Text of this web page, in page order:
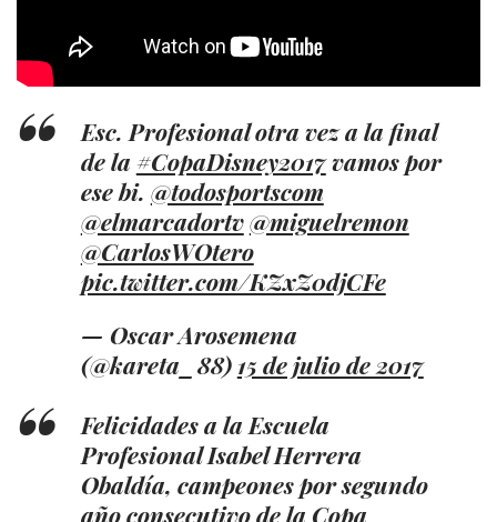
Esc. Profesional otra vez a la final
de la #CopaDisney2017vamos por
ese bi. @todosportscom
@elmarcadortv@miguelremon
@CarlosWOtero
pic.twitter.com/KZxZ0djCFe
— Oscar Arosemena
(@kareta_88) 15 de julio de 2017
Felicidades a la Escuela
Profesional Isabel Herrera
Obaldía, campeones por segundo
año consecutivo de la Copa